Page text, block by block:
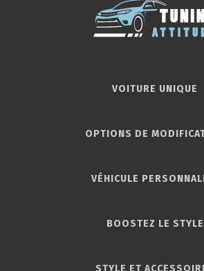
VOITURE UNIQUE
OPTIONS DE
VÉHICULE
BOOSTEZ LE STYLE
STYLE ET